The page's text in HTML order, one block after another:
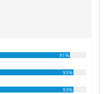
91%
93%
93%